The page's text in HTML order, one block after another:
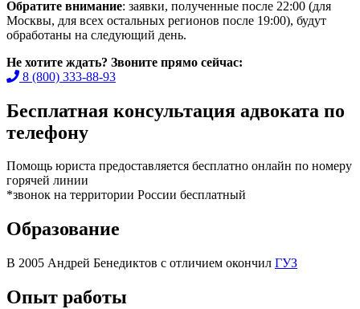
Обратите внимание: заявки, полученные после 22:00 (для
Москвы, для всех остальных регионов после 19:00), будут
обработаны на следующий день.
Не хотите ждать? Звоните прямо сейчас:
8 (800) 333-88-93
Бесплатная консультация адвоката по
телефону
Помощь юриста предоставляется бесплатно онлайн по номеру
горячей линии
*звонок на территории России бесплатный
Образование
В 2005 Андрей Бенедиктов с отличием окончил ГУЗ
Опыт работы